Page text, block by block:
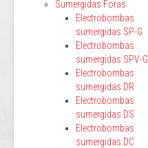
Sumergidas Foras
Electrobombas
sumergidas SP-G
Electrobombas
sumergidas SPV-G
Electrobombas
sumergidas DR
Electrobombas
sumergidas DS
Electrobombas
sumergidas DC